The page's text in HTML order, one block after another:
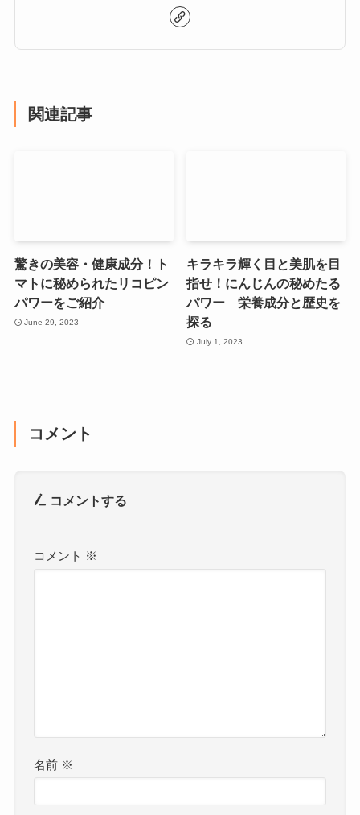
関連記事
驚きの美容・健康成分！ト
マトに秘められたリコピン
パワーをご紹介
June 29, 2023
キラキラ輝く目と美肌を目
指せ！にんじんの秘めたる
パワー 栄養成分と歴史を
探る
July 1, 2023
コメント
コメントする
コメント ※
名前 ※